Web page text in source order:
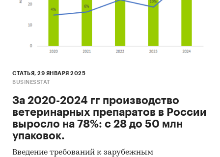
СТАТЬЯ, 29 ЯНВАРЯ 2025
BUSINESSTAT
За 2020-2024 гг производство
ветеринарных препаратов в России
выросло на 78%: с 28 до 50 млн
упаковок.
Введение требований к зарубежным